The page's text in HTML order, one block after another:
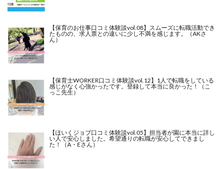
【保育のお仕事口コミ体験談vol.08】スムーズに転職活動でき
たものの、求人票との違いに少し不満を感じます。（AKさ
ん）
【保育士WORKER口コミ体験談vol.12】1人で転職をしている
感じがなく心強かったです。登録して本当に良かった！（こ
っこ先生）
【ほいくジョブ口コミ体験談vol.05】担当者が園に本当に詳し
い人で安心しました。希望通りの転職が安心してできまし
た！（A・Eさん）